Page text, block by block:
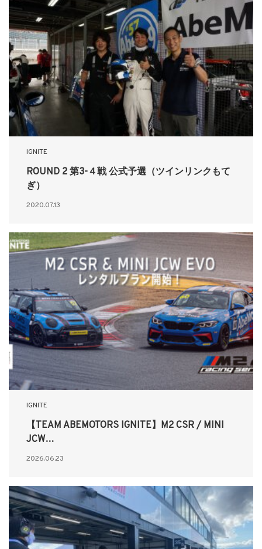
IGNITE
ROUND 2 第3-４戦 公式予選（ツインリンクもて
ぎ）
2020.07.13
IGNITE
【TEAM ABEMOTORS IGNITE】M2 CSR / MINI
JCW…
2026.06.23